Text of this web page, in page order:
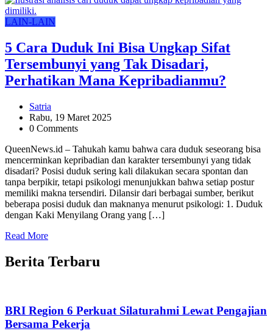
LAIN-LAIN
5 Cara Duduk Ini Bisa Ungkap Sifat
Tersembunyi yang Tak Disadari,
Perhatikan Mana Kepribadianmu?
Satria
Rabu, 19 Maret 2025
0 Comments
QueenNews.id – Tahukah kamu bahwa cara duduk seseorang bisa
mencerminkan kepribadian dan karakter tersembunyi yang tidak
disadari? Posisi duduk sering kali dilakukan secara spontan dan
tanpa berpikir, tetapi psikologi menunjukkan bahwa setiap postur
memiliki makna tersendiri. Dilansir dari berbagai sumber, berikut
beberapa posisi duduk dan maknanya menurut psikologi: 1. Duduk
dengan Kaki Menyilang Orang yang […]
Read More
Berita Terbaru
BRI Region 6 Perkuat Silaturahmi Lewat Pengajian
Bersama Pekerja